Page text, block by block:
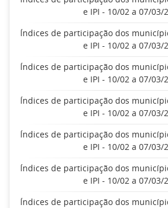
e IPI - 10/02 a 07/03/
Índices de participação dos
e IPI - 10/02 a 07/03/
Índices de participação dos
e IPI - 10/02 a 07/03/
Índices de participação dos
e IPI - 10/02 a 07/03/
Índices de participação dos
e IPI - 10/02 a 07/03/
Índices de participação dos
e IPI - 10/02 a 07/03/
Índices de participação dos